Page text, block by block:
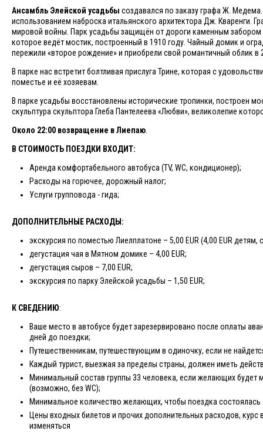
Ансамбль Элейской усадьбы создавался по заказу графа Ж.
использованием наброска итальянского архитектора Дж. Кваренги.
мировой войны. Парк усадьбы защищён от дороги каменным
которое ведёт мостик, построенный в 1910 году. Чайный домик и
пережили «второе рождение» и приобрели свой романтичный облик в
В парке нас встретит болтливая прислуга Трине, которая с
поместье и её хозяевам.
В парке усадьбы восстановлены исторические тропинки, построен
скульптура скульптора Глеба Пантелеева «Любви», великолепие
Около 22:00 возвращение в Лиепаю
В СТОИМОСТЬ ПОЕЗДКИ ВХОДИТ:
Аренда комфортабельного автобуса (TV, WC, кондиционер);
Расходы на горючее, дорожный налог;
Услуги групповода - гида;
ДОПОЛНИТЕЛЬНЫЕ РАСХОДЫ:
экскурсия по поместью Лиелплатоне – 5,00 EUR (4,00 EUR детям,
дегустация чая в Мятном домике – 4,00 EUR;
дегустация сыров – 7,00 EUR;
экскурсия по парку Элейской усадьбы – 1,50 EUR;
К СВЕДЕНИЮ:
Ваше место в автобусе будет зарезервировано после оплаты
дней до поездки;
Путешественникам, путешествующим в одиночку, если не
Каждый турист, выезжая за пределы страны, должен иметь
Минимальный состав группы 33 человека, если желающих
(возможно, без WC);
Минимальное количество желающих, чтобы поездка состоялась
Цены входных билетов и прочих дополнительных расходов,
изменяться